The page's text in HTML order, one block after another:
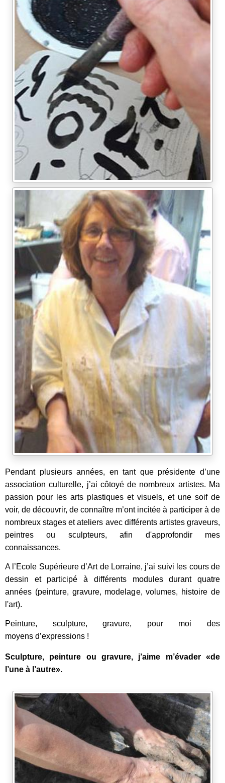
Pendant plusieurs années, en tant que présidente d’une
association culturelle, j’ai côtoyé de nombreux artistes. Ma
passion pour les arts plastiques et visuels, et une soif de
voir, de découvrir, de connaître m’ont incitée à participer à de
nombreux stages et ateliers avec différents artistes graveurs,
peintres ou sculpteurs, afin d'approfondir mes
connaissances.
A l’Ecole Supérieure d’Art de Lorraine, j’ai suivi les cours de
dessin et participé à différents modules durant quatre
années (peinture, gravure, modelage, volumes, histoire de
l'art).
Peinture, sculpture, gravure, pour moi des
moyens d’expressions !
Sculpture, peinture ou gravure, j’aime m’évader «de
l’une à l’autre».